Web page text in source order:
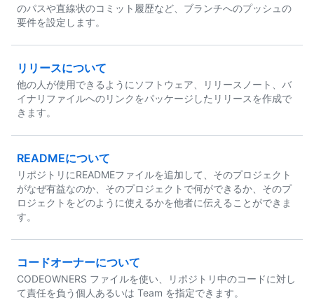
のパスや直線状のコミット履歴など、ブランチへのプッシュの
要件を設定します。
リリースについて
他の人が使用できるようにソフトウェア、リリースノート、バ
イナリファイルへのリンクをパッケージしたリリースを作成で
きます。
READMEについて
リポジトリにREADMEファイルを追加して、そのプロジェクト
がなぜ有益なのか、そのプロジェクトで何ができるか、そのプ
ロジェクトをどのように使えるかを他者に伝えることができま
す。
コードオーナーについて
CODEOWNERS ファイルを使い、リポジトリ中のコードに対し
て責任を負う個人あるいは Team を指定できます。